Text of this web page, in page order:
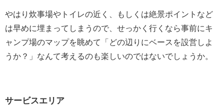
やはり炊事場やトイレの近く、もしくは絶景ポイントなど
は早めに埋まってしまうので、せっかく行くなら事前にキ
ャンプ場のマップを眺めて「どの辺りにベースを設営しよ
うか？」なんて考えるのも楽しいのではないでしょうか。
サービスエリア